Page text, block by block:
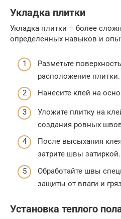
Укладка плитки
Укладка плитки – более
определенных навыков и
Разметьте
расположение плитки.
Нанесите клей на
Уложите плитку на
создания ровных
После высыхания
затрите швы затиркой.
Обработайте швы
защиты от влаги и
Установка теплого